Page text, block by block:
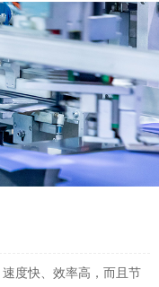
度快、效率高，而且节